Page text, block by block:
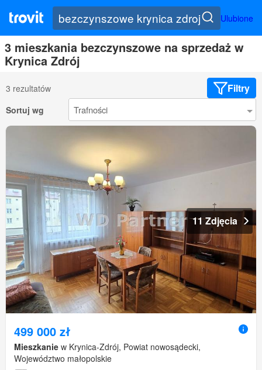
Ulubione
3 mieszkania bezczynszowe na sprzedaż w
Krynica Zdrój
3 rezultatów Filtry
Sortuj wg
11 Zdjęcia
499 000 zł
Mieszkanie w Krynica-Zdrój, Powiat nowosądecki,
Województwo małopolskie